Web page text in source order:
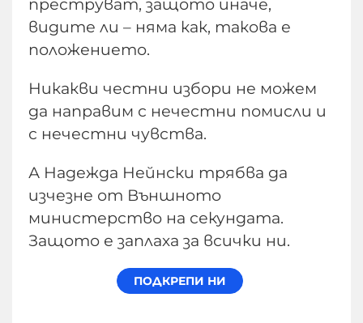
преструват, защото иначе,
видите ли – няма как, такова е
положението.
Никакви честни избори не можем
да направим с нечестни помисли и
с нечестни чувства.
А Надежда Нейнски трябва да
изчезне от Външното
министерство на секундата.
Защото е заплаха за всички ни.